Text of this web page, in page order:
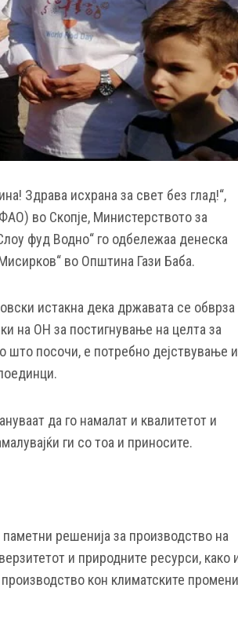
Здрава исхрана за свет без глад!“,
во Скопје, Министерството за
фуд Водно“ го одбележаа денеска
во Општина Гази Баба.
истакна дека државата се
на ОН за постигнување на целта за
што посочи, е потребно дејствување и
да го намалат и квалитетот и
ги со тоа и приносите.
решенија за производство на
и природните ресурси, како
кон климатските